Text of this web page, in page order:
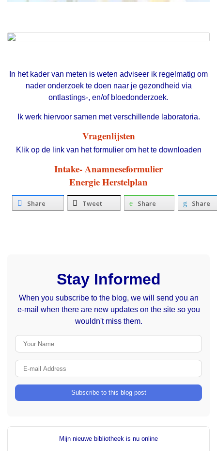
In het kader van meten is weten adviseer ik regelmatig om
nader onderzoek te doen naar je gezondheid via
ontlastings-, en/of bloedonderzoek.
Ik werk hiervoor samen met verschillende laboratoria.
Vragenlijsten
Klik op de link van het formulier om het te downloaden
Intake- Anamneseformulier
Energie Herstelplan
Share Tweet Share Share
Stay Informed
When you subscribe to the blog, we will send you an
e-mail when there are new updates on the site so you
wouldn't miss them.
Subscribe to this blog post
Mijn nieuwe bibliotheek is nu online